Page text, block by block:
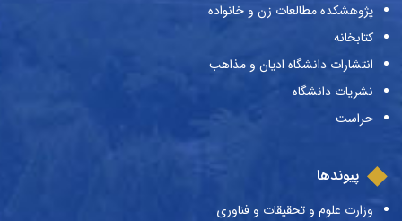
پژوهشکده مطالعات زن و خانواده
کتابخانه
انتشارات دانشگاه ادیان و مذاهب
نشریات دانشگاه
حراست
پیوندها
وزارت علوم و تحقیقات و فناوری